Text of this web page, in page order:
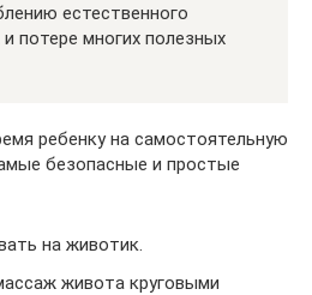
естественного
потере многих полезных
ребенку на самостоятельную
безопасные и простые
на животик.
живота круговыми